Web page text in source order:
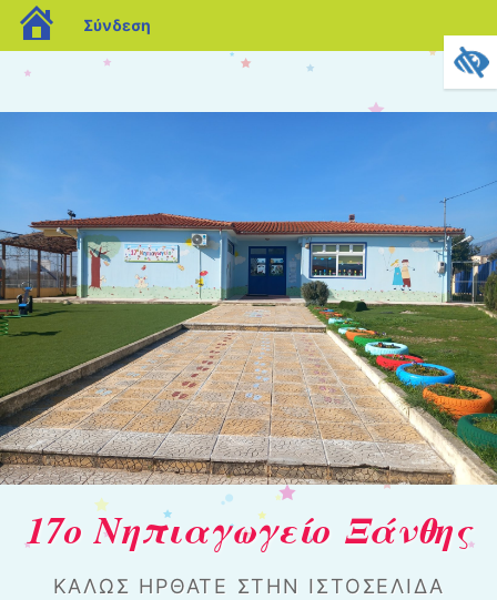
blogs.sch.gr
Σύνδεση
17ο Νηπιαγωγείο Ξάνθης
ΚΑΛΏΣ ΉΡΘΑΤΕ ΣΤΗΝ ΙΣΤΟΣΕΛΊΔΑ